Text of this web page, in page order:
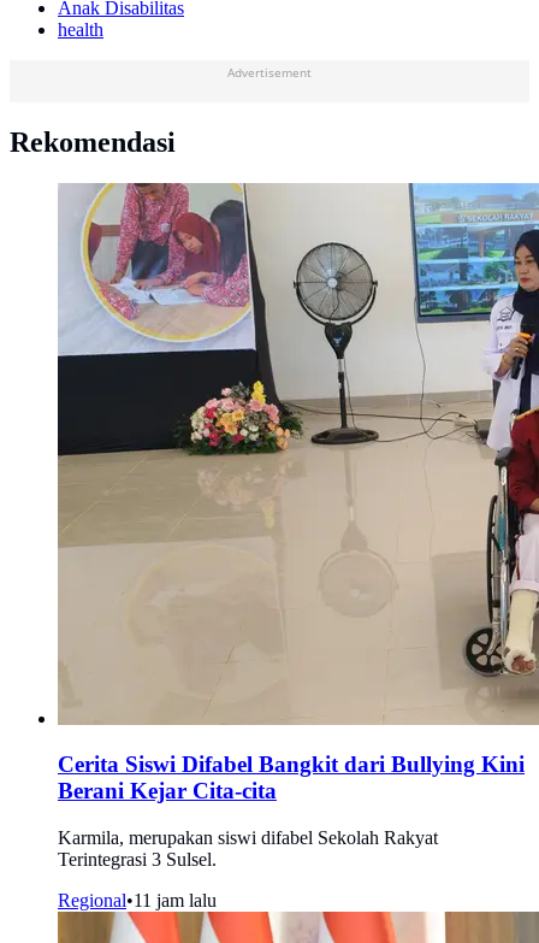
Anak Disabilitas
health
Advertisement
Rekomendasi
Cerita Siswi Difabel Bangkit dari Bullying Kini
Berani Kejar Cita-cita
Karmila, merupakan siswi difabel Sekolah Rakyat
Terintegrasi 3 Sulsel.
Regional•11 jam lalu